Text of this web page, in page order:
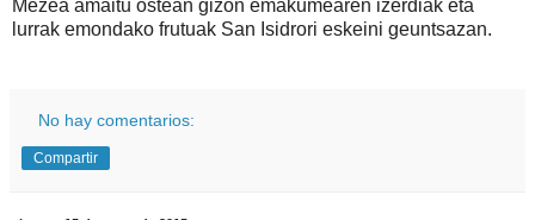
Mezea amaitu ostean gizon emakumearen izerdiak eta
lurrak emondako frutuak San Isidrori eskeini geuntsazan.
No hay comentarios:
Compartir